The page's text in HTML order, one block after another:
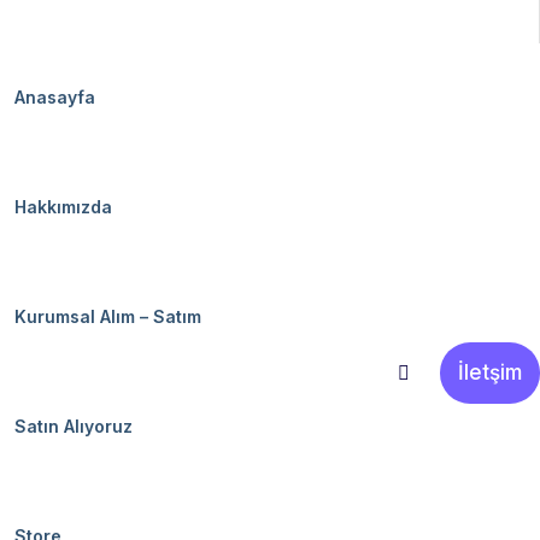
Anasayfa
Hakkımızda
Kurumsal Alım – Satım
Satın Alıyoruz
Store
İletşim